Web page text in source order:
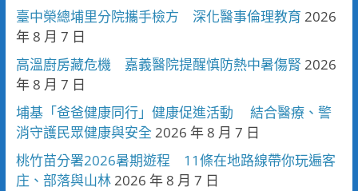
臺中榮總埔里分院攜手檢方 深化醫事倫理教育 2026
年 8 月 7 日
高溫廚房藏危機 嘉義醫院提醒慎防熱中暑傷腎 2026
年 8 月 7 日
埔基「爸爸健康同行」健康促進活動 結合醫療、警
消守護民眾健康與安全 2026 年 8 月 7 日
桃竹苗分署2026暑期遊程 11條在地路線帶你玩遍客
庄、部落與山林2026 年 8 月 7 日